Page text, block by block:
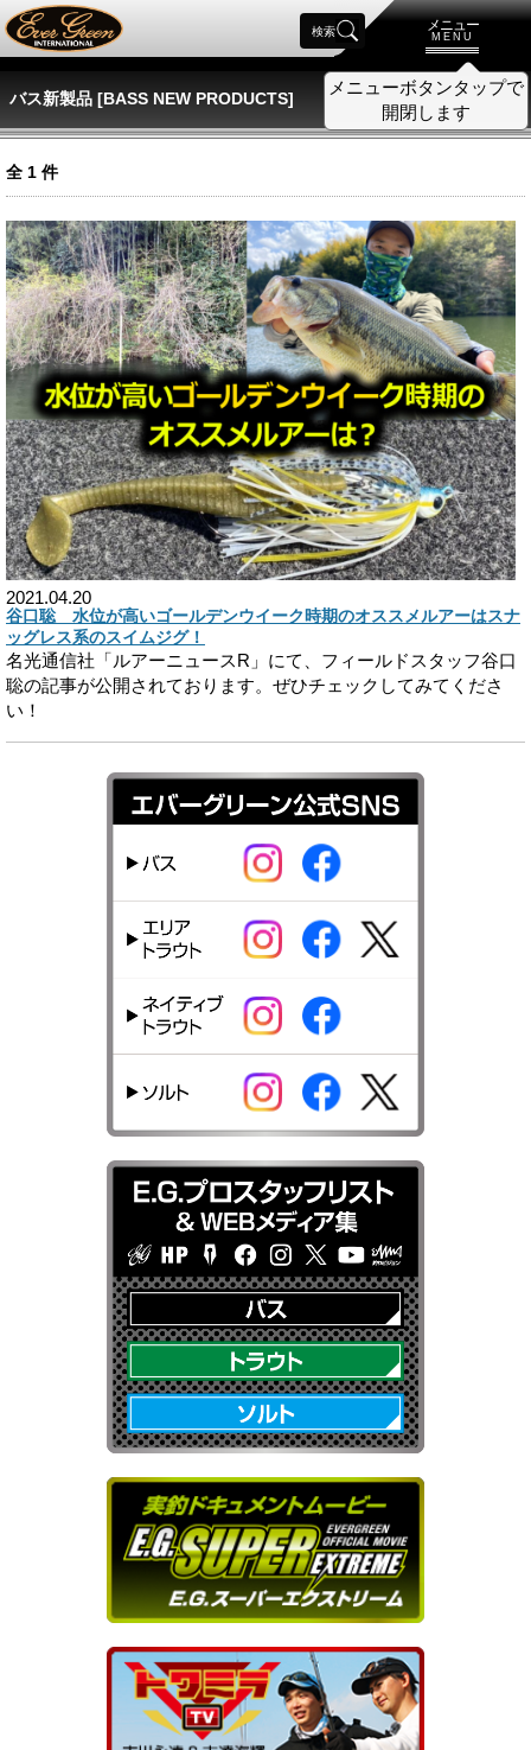
メニュー
MENU
メニューボタンタップで
開閉します
検索
バス新製品 [BASS NEW PRODUCTS]
全 1 件
2021.04.20
谷口聡 水位が高いゴールデンウイーク時期のオススメルアーはスナ
ッグレス系のスイムジグ！
名光通信社「ルアーニュースR」にて、フィールドスタッフ谷口
聡の記事が公開されております。ぜひチェックしてみてくださ
い！